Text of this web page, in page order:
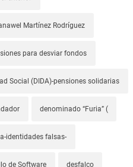
Martínez Rodríguez
para desviar fondos
Social (DIDA)-pensiones solidarias
denominado “Furia” (
identidades falsas-
de Software desfalco